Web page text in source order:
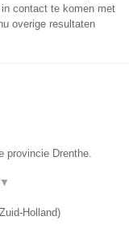
contact te komen met
overige resultaten
provincie Drenthe.
▼
Zuid-Holland)